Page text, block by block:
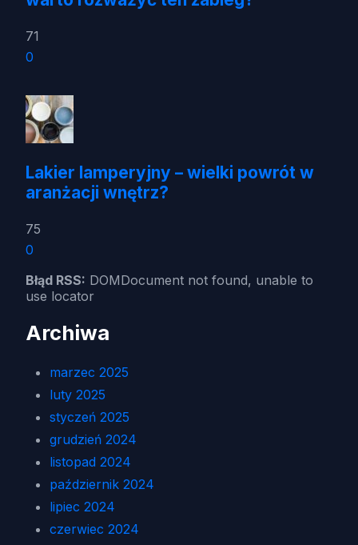
71
0
Lakier lamperyjny – wielki powrót w
aranżacji wnętrz?
75
0
Błąd RSS: DOMDocument not found, unable to
use locator
Archiwa
marzec 2025
luty 2025
styczeń 2025
grudzień 2024
listopad 2024
październik 2024
lipiec 2024
czerwiec 2024